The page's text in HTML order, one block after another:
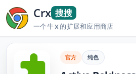
Crx 搜搜
一个牛X的扩展和应用商店
官方 纯色